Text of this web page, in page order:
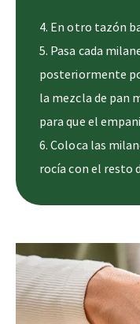
4. En otro tazón
5. Pasa cada
posteriormente
la mezcla de pan
para que el
6. Coloca las
rocía con el resto
estén doradas y
7. Licúa los
la cucharada de
en una cacerola,